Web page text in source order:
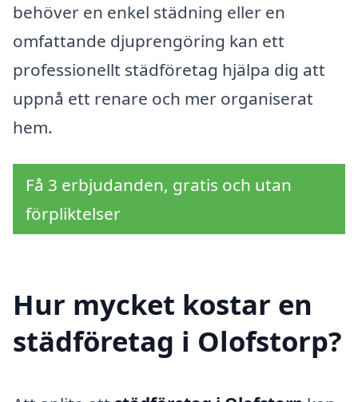
behöver en enkel städning eller en
omfattande djuprengöring kan ett
professionellt städföretag hjälpa dig att
uppnå ett renare och mer organiserat
hem.
Få 3 erbjudanden, gratis och utan
förpliktelser
Hur mycket kostar en
städföretag i Olofstorp?